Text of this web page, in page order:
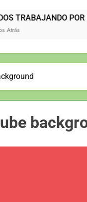
UNIDOS TRABAJANDO POR